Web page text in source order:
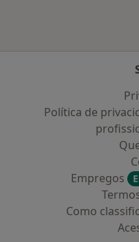
Política de
Empregos
Como